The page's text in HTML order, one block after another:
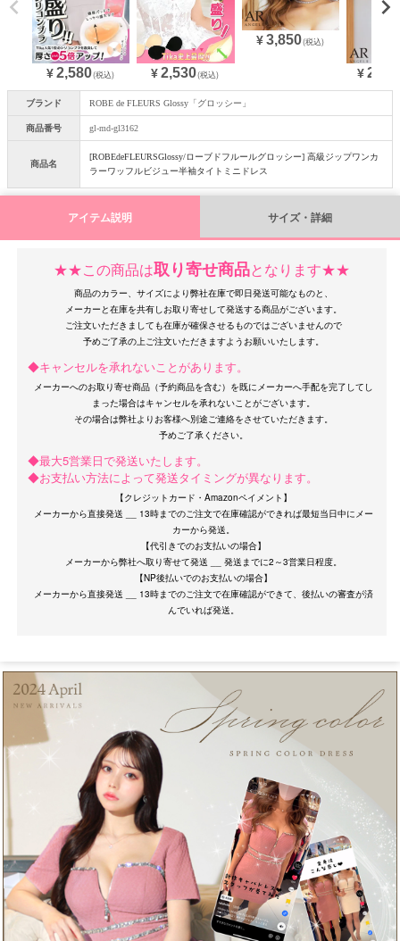
¥ 2,580(税込) ¥ 2,530(税込)
¥3,850(税込)
¥
ブランド ROBE de FLEURS Glossy「グロッシー」
商品番号 gl-md-gl3162
商品名
[ROBEdeFLEURSGlossy/ローブドフルールグロッシー] 高級ジップワンカ
ラーワッフルビジュー半袖タイトミニドレス
アイテム説明 サイズ・詳細
★★この商品は取り寄せ商品となります★★
商品のカラー、サイズにより弊社在庫で即日発送可能なものと、
メーカーと在庫を共有しお取り寄せして発送する商品がございます。
ご注文いただきましても在庫が確保させるものではございませんので
◆キャンセルを承れないことがあります。
メーカーへのお取り寄せ商品（予約商品を含む）を既にメーカーへ手配を完了してし
まった場合はキャンセルを承れないことがございます。
その場合は弊社よりお客様へ別途ご連絡をさせていただきます。
◆最大5営業日で発送いたします。
◆お支払い方法によって発送タイミングが異なります。
【クレジットカード・Amazonペイメント】
メーカーから直接発送 __ 13時までのご注文で在庫確認ができれば最短当日中にメー
カーから発送。
【代引きでのお支払いの場合】
メーカーから弊社へ取り寄せて発送 __ 発送までに2～3営業日程度。
【NP後払いでのお支払いの場合】
メーカーから直接発送 __ 13時までのご注文で在庫確認ができて、後払いの審査が済